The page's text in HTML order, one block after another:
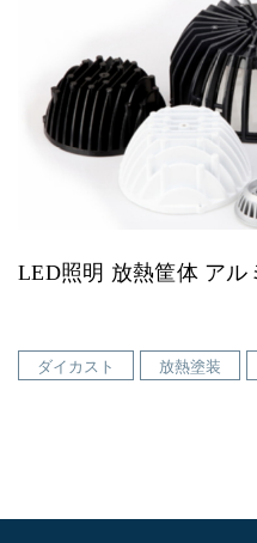
LED照明 放熱筐体 アル
ダイカスト 放熱塗装